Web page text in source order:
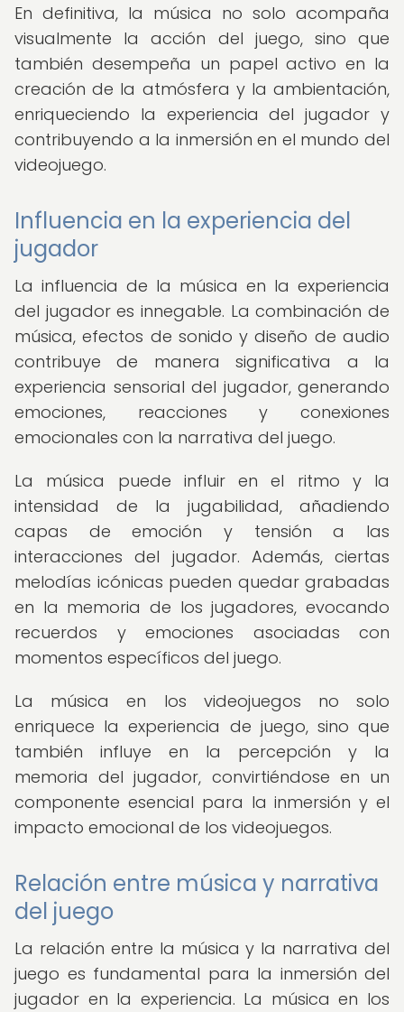
En definitiva, la música no solo acompaña
visualmente la acción del juego, sino que
también desempeña un papel activo en la
creación de la atmósfera y la ambientación,
enriqueciendo la experiencia del jugador y
contribuyendo a la inmersión en el mundo del
videojuego.
Influencia en la experiencia del
jugador
La influencia de la música en la experiencia
del jugador es innegable. La combinación de
música, efectos de sonido y diseño de audio
contribuye de manera significativa a la
experiencia sensorial del jugador, generando
emociones, reacciones y conexiones
emocionales con la narrativa del juego.
La música puede influir en el ritmo y la
intensidad de la jugabilidad, añadiendo
capas de emoción y tensión a las
interacciones del jugador. Además, ciertas
melodías icónicas pueden quedar grabadas
en la memoria de los jugadores, evocando
recuerdos y emociones asociadas con
momentos específicos del juego.
La música en los videojuegos no solo
enriquece la experiencia de juego, sino que
también influye en la percepción y la
memoria del jugador, convirtiéndose en un
componente esencial para la inmersión y el
impacto emocional de los videojuegos.
Relación entre música y narrativa
del juego
La relación entre la música y la narrativa del
juego es fundamental para la inmersión del
jugador en la experiencia. La música en los